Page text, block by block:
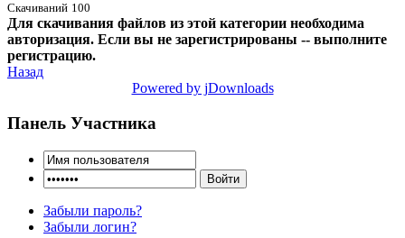
Скачиваний 100
Для скачивания файлов из этой категории необходима
авторизация. Если вы не зарегистрированы -- выполните
регистрацию.
Назад
Powered by jDownloads
Панель Участника
Забыли пароль?
Забыли логин?